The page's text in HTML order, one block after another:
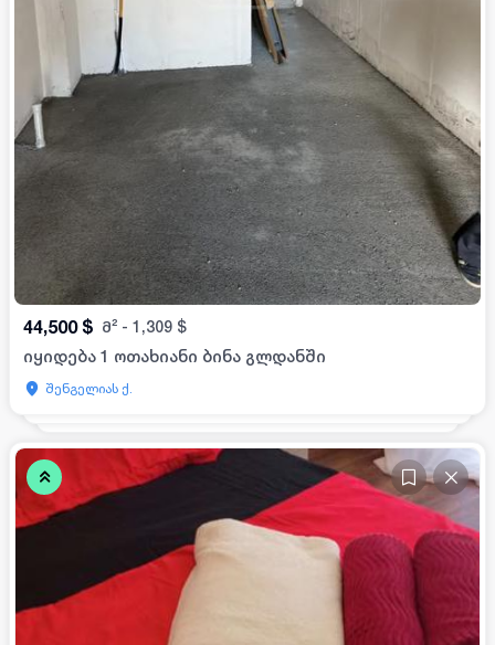
44,500 $ მ² - 1,309 $
იყიდება 1 ოთახიანი ბინა გლდანში
შენგელიას ქ.